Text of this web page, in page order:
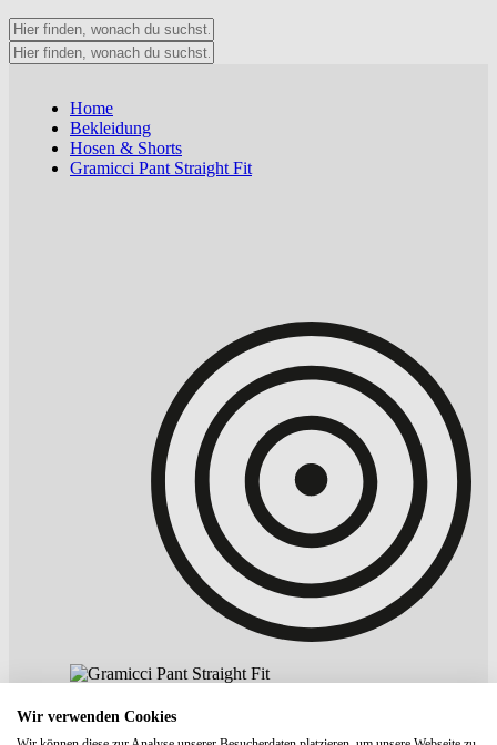
Home
Bekleidung
Hosen & Shorts
Gramicci Pant Straight Fit
Wir verwenden Cookies